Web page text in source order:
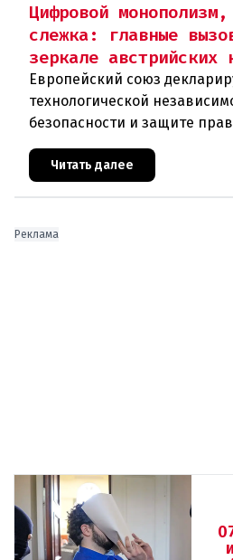
Цифровой
слежка: главные
зеркале австрийских
Европейский союз
технологической
безопасности и защите
последние события в
Брюсселя показывают:
Читать далее
Реклама